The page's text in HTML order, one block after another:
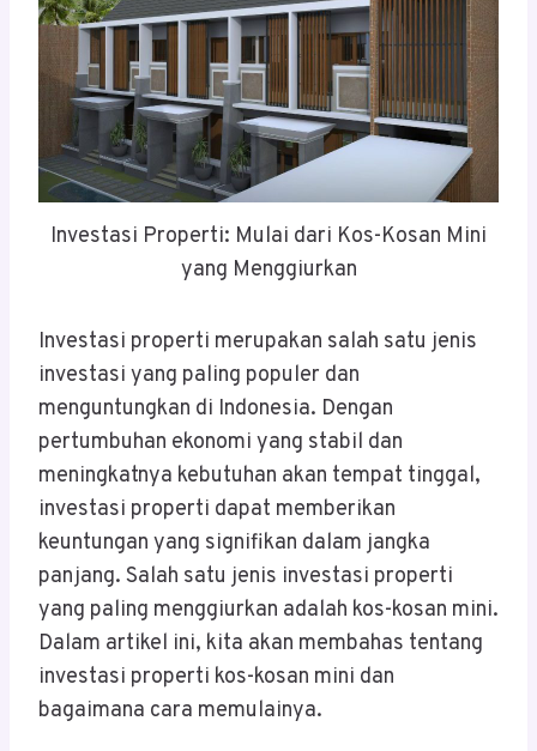
Investasi Properti: Mulai dari Kos-Kosan Mini
yang Menggiurkan
Investasi properti merupakan salah satu jenis
investasi yang paling populer dan
menguntungkan di Indonesia. Dengan
pertumbuhan ekonomi yang stabil dan
meningkatnya kebutuhan akan tempat tinggal,
investasi properti dapat memberikan
keuntungan yang signifikan dalam jangka
panjang. Salah satu jenis investasi properti
yang paling menggiurkan adalah kos-kosan mini.
Dalam artikel ini, kita akan membahas tentang
investasi properti kos-kosan mini dan
bagaimana cara memulainya.